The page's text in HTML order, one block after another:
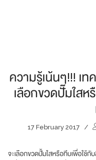
ความรู้เน้นๆ!!! เ
เลือกขวดปั๊มใสห
17 February 2017 /
จะเลือกขวดปั้มใสหรือทึบเพื่อใช้กั